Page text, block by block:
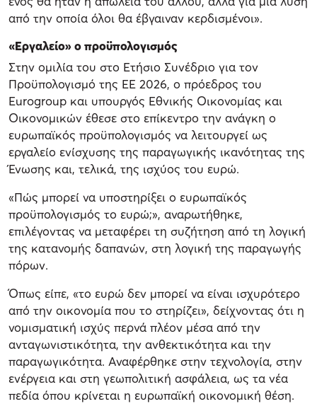
από την οποία όλοι θα έβγαιναν κερδισμένοι».
«Εργαλείο» ο προϋπολογισμός
Στην ομιλία του στο Ετήσιο Συνέδριο για τον
Προϋπολογισμό της ΕΕ 2026, ο πρόεδρος του
Eurogroup και υπουργός Εθνικής Οικονομίας και
Οικονομικών έθεσε στο επίκεντρο την ανάγκη ο
ευρωπαϊκός προϋπολογισμός να λειτουργεί ως
εργαλείο ενίσχυσης της παραγωγικής ικανότητας της
Ένωσης και, τελικά, της ισχύος του ευρώ.
«Πώς μπορεί να υποστηρίξει ο ευρωπαϊκός
προϋπολογισμός το ευρώ;», αναρωτήθηκε,
επιλέγοντας να μεταφέρει τη συζήτηση από τη λογική
της κατανομής δαπανών, στη λογική της παραγωγής
πόρων.
Όπως είπε, «το ευρώ δεν μπορεί να είναι ισχυρότερο
από την οικονομία που το στηρίζει», δείχνοντας ότι η
νομισματική ισχύς περνά πλέον μέσα από την
ανταγωνιστικότητα, την ανθεκτικότητα και την
παραγωγικότητα. Αναφέρθηκε στην τεχνολογία, στην
ενέργεια και στη γεωπολιτική ασφάλεια, ως τα νέα
πεδία όπου κρίνεται η ευρωπαϊκή οικονομική θέση.